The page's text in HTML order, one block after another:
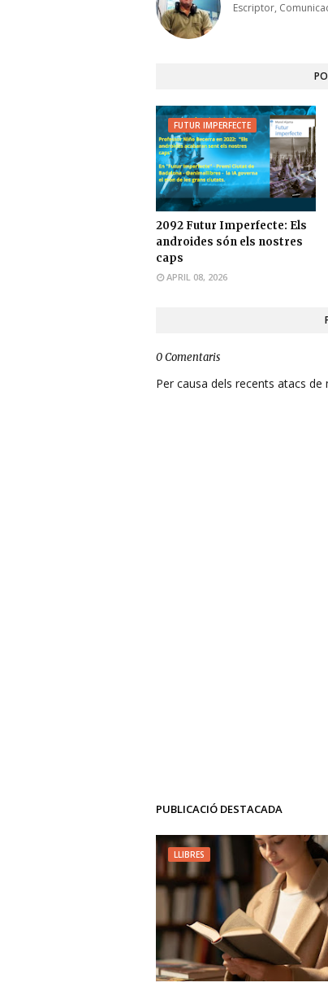
Escriptor,
FUTUR IMPERFECTE
2092 Futur Imperfecte: Els
androides són els nostres
caps
APRIL 08, 2026
0 Comentaris
Per causa dels recents atacs
PUBLICACIÓ DESTACADA
LLIBRES